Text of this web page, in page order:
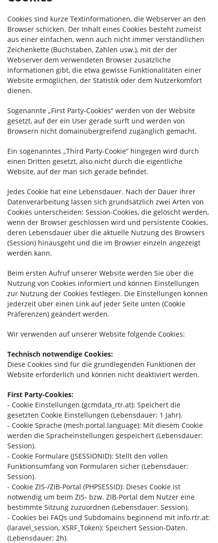
Cookies sind kurze Textinformationen, die Webserver an den
Browser schicken. Der Inhalt eines Cookies besteht zumeist
aus einer einfachen, wenn auch nicht immer verständlichen
Zeichenkette (Buchstaben, Zahlen usw.), mit der der
Webserver dem verwendeten Browser zusätzliche
Informationen gibt, die etwa gewisse Funktionalitäten einer
Website ermöglichen, der Statistik oder dem Nutzerkomfort
dienen.
Sogenannte „First Party-Cookies“ werden von der Website
gesetzt, auf der ein User gerade surft und werden von
Browsern nicht domainübergreifend zugänglich gemacht.
Ein sogenanntes „Third Party-Cookie“ hingegen wird durch
einen Dritten gesetzt, also nicht durch die eigentliche
Website, auf der man sich gerade befindet.
Jedes Cookie hat eine Lebensdauer. Nach der Dauer ihrer
Datenverarbeitung lassen sich grundsätzlich zwei Arten von
Cookies unterscheiden: Session-Cookies, die gelöscht werden,
wenn der Browser geschlossen wird und persistente Cookies,
deren Lebensdauer über die aktuelle Nutzung des Browsers
(Session) hinausgeht und die im Browser einzeln angezeigt
werden kann.
Beim ersten Aufruf unserer Website werden Sie über die
Nutzung von Cookies informiert und können Einstellungen
zur Nutzung der Cookies festlegen. Die Einstellungen können
jederzeit über einen Link auf jeder Seite unten (Cookie
Präferenzen) geändert werden.
Wir verwenden auf unserer Website folgende Cookies:
Technisch notwendige Cookies:
Diese Cookies sind für die grundlegenden Funktionen der
Website erforderlich und können nicht deaktiviert werden.
First Party-Cookies:
- Cookie Einstellungen (gcmdata_rtr.at): Speichert die
gesetzten Cookie Einstellungen (Lebensdauer: 1 Jahr).
- Cookie Sprache (mesh.portal.language): Mit diesem Cookie
werden die Spracheinstellungen gespeichert (Lebensdauer:
Session).
- Cookie Formulare (JSESSIONID): Stellt den vollen
Funktionsumfang von Formularen sicher (Lebensdauer:
Session).
- Cookie ZIS-/ZIB-Portal (PHPSESSID): Dieses Cookie ist
notwendig um beim ZIS- bzw. ZIB-Portal dem Nutzer eine
bestimmte Sitzung zuzuordnen (Lebensdauer: Session).
- Cookies bei FAQs und Subdomains beginnend mit info.rtr.at:
(laravel_session, XSRF_Token): Speichert Session-Daten.
(Lebensdauer: 2h).